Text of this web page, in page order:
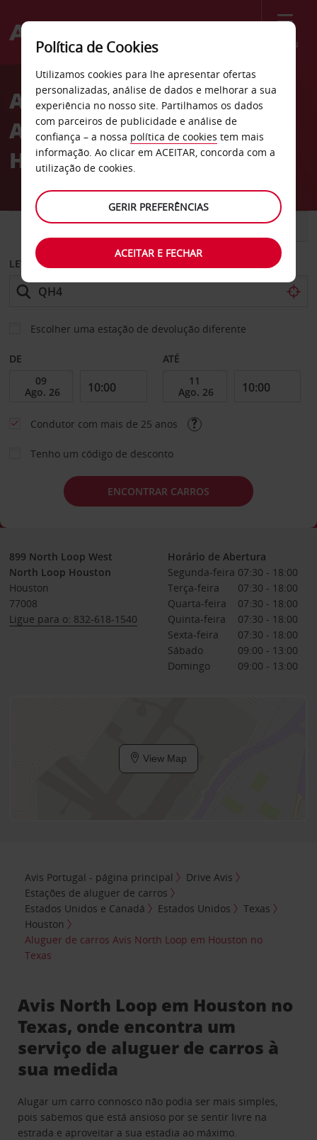
Menu
Welcome
AvisAluguer de carros
Avis North Loop em
Houston no Texas
CARRO COMERCIAIS
LEVANTAR EM
Escolher uma estação de devolução diferente
DE ATÉ
Condutor com mais de 25 anos
Tenho um código de desconto
ENCONTRAR CARROS
899 North Loop West
North Loop Houston
Houston
77008
Ligue para o: 832-618-1540
Horário de Abertura
Segunda-feira 07:30 - 18:00
Terça-feira
07:30 - 18:00
Quarta-feira
07:30 - 18:00
Quinta-feira
07:30 - 18:00
Sexta-feira
07:30 - 18:00
Sábado
09:00 - 13:00
Domingo
09:00 - 13:00
View Map
Avis Portugal - página principal
Drive Avis
Estações de aluguer de carros
Estados Unidos e Canadá
Estados Unidos
Texas
Houston
Aluguer de carros Avis North Loop em Houston no
Texas
Avis North Loop em Houston no
Texas, onde encontra um
serviço de aluguer de carros à
sua medida
Alugar um carro connosco não podia ser mais simples,
pois sabemos que está ansioso por se sentir livre na
estrada e aproveitar a sua estadia ao máximo.
Política de Cookies
Utilizamos cookies para lhe apresentar ofertas
personalizadas, análise de dados e melhorar a sua
experiência no nosso site. Partilhamos os dados
com parceiros de publicidade e análise de
confiança – a nossa política de cookies tem mais
informação. Ao clicar em ACEITAR, concorda com a
utilização de cookies.
GERIR PREFERÊNCIAS
ACEITAR E FECHAR